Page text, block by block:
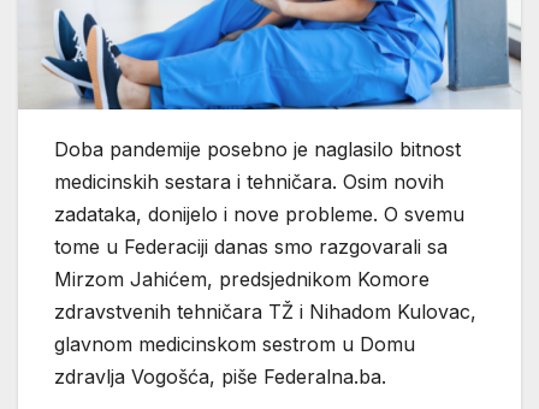
Doba pandemije posebno je naglasilo bitnost
medicinskih sestara i tehničara. Osim novih
zadataka, donijelo i nove probleme. O svemu
tome u Federaciji danas smo razgovarali sa
Mirzom Jahićem, predsjednikom Komore
zdravstvenih tehničara TŽ i Nihadom Kulovac,
glavnom medicinskom sestrom u Domu
zdravlja Vogošća, piše Federalna.ba.